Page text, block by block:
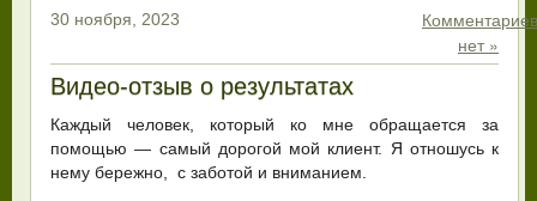
30 ноября, 2023
Комментариев
нет »
Видео-отзыв о результатах
Каждый человек, который ко мне обращается за
помощью — самый дорогой мой клиент. Я отношусь к
нему бережно, с заботой и вниманием.